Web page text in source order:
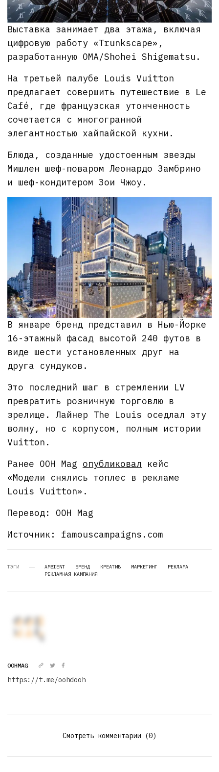
Выставка занимает два этажа, включая
цифровую работу «Trunkscape»,
разработанную OMA/Shohei Shigematsu.
На третьей палубе Louis Vuitton
предлагает совершить путешествие в Le
Café, где французская утонченность
сочетается с многогранной
элегантностью хайпайской кухни.
Блюда, созданные удостоенным звезды
Мишлен шеф-поваром Леонардо Замбрино
и шеф-кондитером Зои Чжоу.
В январе бренд представил в Нью-Йорке
16-этажный фасад высотой 240 футов в
виде шести установленных друг на
друга сундуков.
Это последний шаг в стремлении LV
превратить розничную торговлю в
зрелище. Лайнер The Louis оседлал эту
волну, но с корпусом, полным истории
Vuitton.
Ранее OOH Mag опубликовал кейс
«Модели снялись топлес в рекламе
Louis Vuitton».
Перевод: OOH Mag
Источник: famouscampaigns.com
ТЭГИ AMBIENT БРЕНД КРЕАТИВ МАРКЕТИНГ
РЕКЛАМА
РЕКЛАМНАЯ КАМПАНИЯ
OOHMAG
https://t.me/oohdooh
Смотреть комментарии (0)